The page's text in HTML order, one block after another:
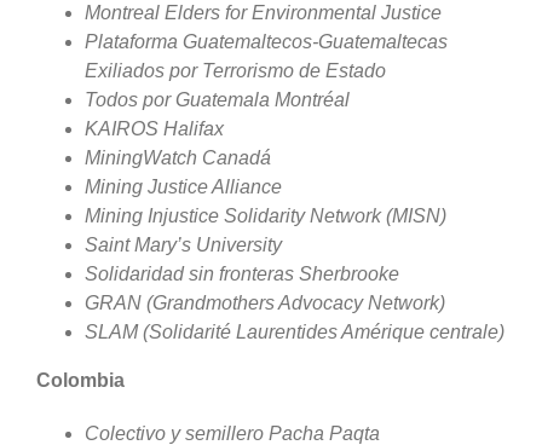
Montreal Elders for Environmental Justice
Plataforma Guatemaltecos-Guatemaltecas
Exiliados por Terrorismo de Estado
Todos por Guatemala Montréal
KAIROS Halifax
MiningWatch Canadá
Mining Justice Alliance
Mining Injustice Solidarity Network (MISN)
Saint Mary’s University
Solidaridad sin fronteras Sherbrooke
GRAN (Grandmothers Advocacy Network)
SLAM (Solidarité Laurentides Amérique centrale)
Colombia
Colectivo y semillero Pacha Paqta